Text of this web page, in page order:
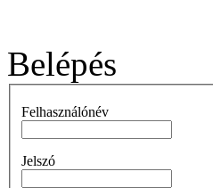
Belépés
Felhasználónév
Jelszó